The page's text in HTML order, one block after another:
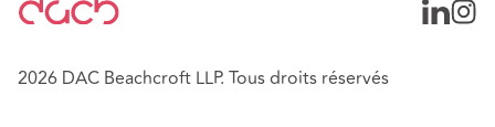
2026 DAC Beachcroft LLP. Tous droits réservés